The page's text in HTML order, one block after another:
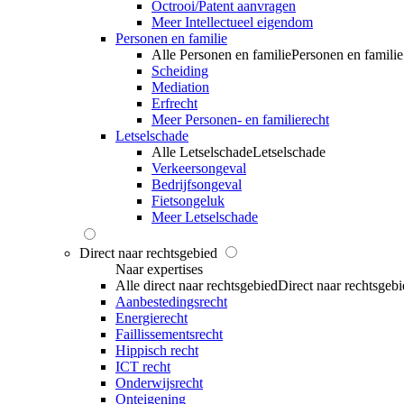
Octrooi/Patent aanvragen
Meer Intellectueel eigendom
Personen en familie
Alle Personen en familiePersonen en familie
Scheiding
Mediation
Erfrecht
Meer Personen- en familierecht
Letselschade
Alle LetselschadeLetselschade
Verkeersongeval
Bedrijfsongeval
Fietsongeluk
Meer Letselschade
Direct naar rechtsgebied
Naar expertises
Alle direct naar rechtsgebiedDirect naar
Aanbestedingsrecht
Energierecht
Faillissementsrecht
Hippisch recht
ICT recht
Onderwijsrecht
Onteigening